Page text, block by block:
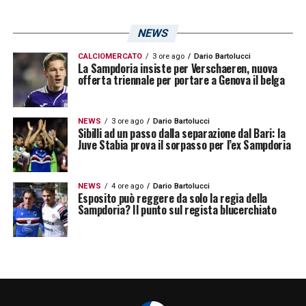
22, 2018
Lazio-Sampdoria è social
Auguro a quei buffoni della sampdoria di
rimanere fuori dall'#europadopo questa
scampagnata del 25 anticipata
all'olimpico. Dovrebbero chiamare
@chilhavistorai3nn solo x#Giampaolo
ma x tutta la squadra
NEWS
CALCIOMERCATO 3 ore ago Dario Bartolucci
La Sampdoria insiste per Verschaeren, nuova
offerta triennale per portare a Genova il belga
NEWS 3 ore ago Dario Bartolucci
Sibilli ad un passo dalla separazione dal Bari: la
Juve Stabia prova il sorpasso per l’ex Sampdoria
NEWS 4 ore ago Dario Bartolucci
Esposito può reggere da solo la regia della
Sampdoria? Il punto sul regista blucerchiato